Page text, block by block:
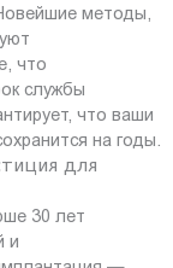
методы,
что
службы
что ваши
на годы.
для
30 лет
и